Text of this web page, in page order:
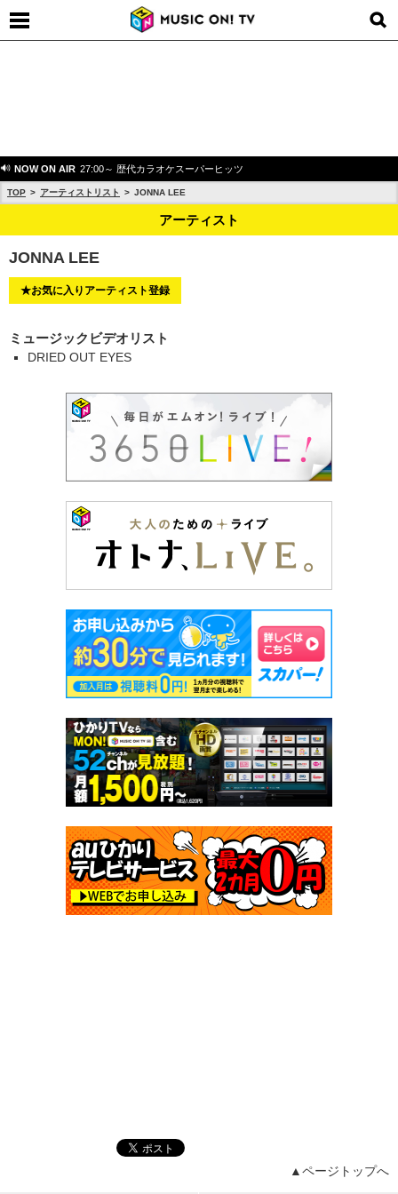
NOW ON AIR 27:00～ 歴代カラオケスーパーヒッツ
TOP アーティストリスト JONNA LEE
アーティスト
JONNA LEE
★お気に入りアーティスト登録
ミュージックビデオリスト
DRIED OUT EYES
▲ページトップへ